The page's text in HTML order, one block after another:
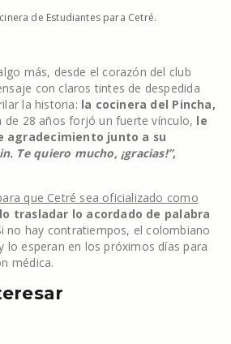
de Estudiantes para Cetré.
más, desde el corazón del club
con claros tintes de despedida
la historia: la cocinera del Pincha,
de 28 años forjó un fuerte vínculo, le
agradecimiento junto a su
Te quiero mucho, ¡gracias!”,
que Cetré sea oficializado como
trasladar lo acordado de palabra
no hay contratiempos, el colombiano
lo esperan en los próximos días para
médica.